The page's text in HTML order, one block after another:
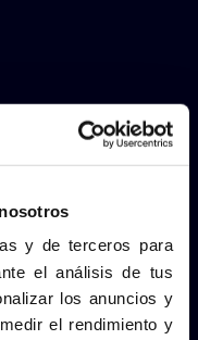
y de terceros para
el análisis de tus
los anuncios y
el rendimiento y